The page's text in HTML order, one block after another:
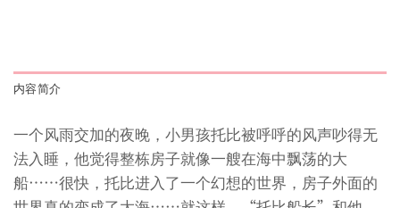
内容简介
一个风雨交加的夜晚，小男孩托比被呼呼的风声吵得无
法入睡，他觉得整栋房子就像一艘在海中飘荡的大
船……很快，托比进入了一个幻想的世界，房子外面的